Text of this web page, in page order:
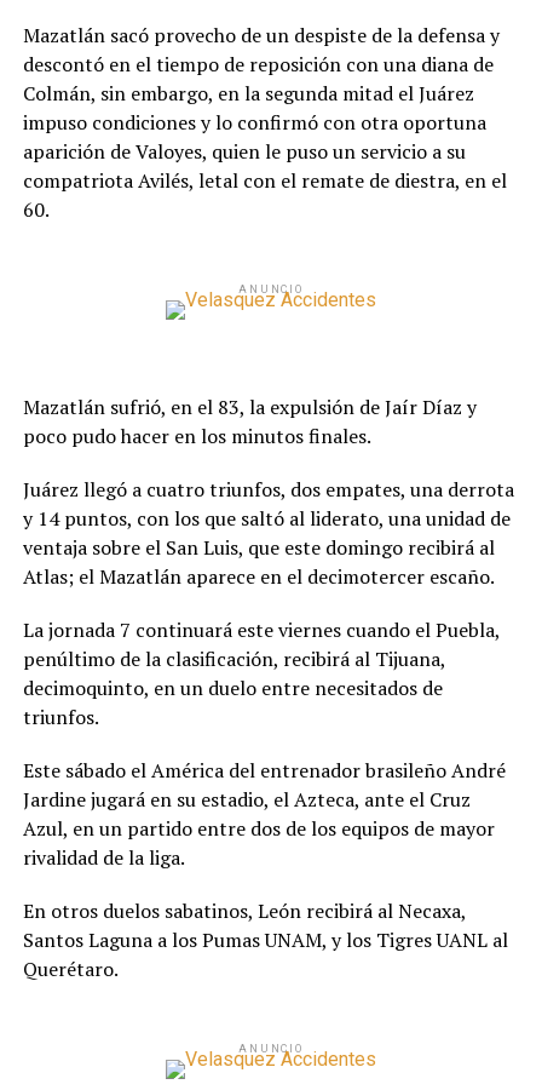
Mazatlán sacó provecho de un despiste de la defensa y
descontó en el tiempo de reposición con una diana de
Colmán, sin embargo, en la segunda mitad el Juárez
impuso condiciones y lo confirmó con otra oportuna
aparición de Valoyes, quien le puso un servicio a su
compatriota Avilés, letal con el remate de diestra, en el
60.
ANUNCIO
Mazatlán sufrió, en el 83, la expulsión de Jaír Díaz y
poco pudo hacer en los minutos finales.
Juárez llegó a cuatro triunfos, dos empates, una derrota
y 14 puntos, con los que saltó al liderato, una unidad de
ventaja sobre el San Luis, que este domingo recibirá al
Atlas; el Mazatlán aparece en el decimotercer escaño.
La jornada 7 continuará este viernes cuando el Puebla,
penúltimo de la clasificación, recibirá al Tijuana,
decimoquinto, en un duelo entre necesitados de
triunfos.
Este sábado el América del entrenador brasileño André
Jardine jugará en su estadio, el Azteca, ante el Cruz
Azul, en un partido entre dos de los equipos de mayor
rivalidad de la liga.
En otros duelos sabatinos, León recibirá al Necaxa,
Santos Laguna a los Pumas UNAM, y los Tigres UANL al
Querétaro.
ANUNCIO